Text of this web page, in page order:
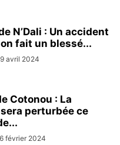
N’Dali : Un accident
fait un blessé...
avril 2024
Cotonou : La
perturbée ce
février 2024